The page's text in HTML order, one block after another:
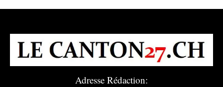
Adresse Rédaction: